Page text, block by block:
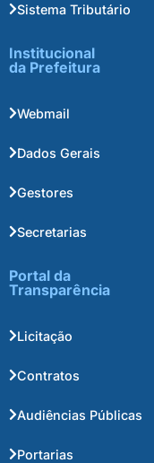
Sistema Tributário
Institucional
da Prefeitura
Webmail
Dados Gerais
Gestores
Secretarias
Portal da
Transparência
Licitação
Contratos
Audiências Públicas
Portarias